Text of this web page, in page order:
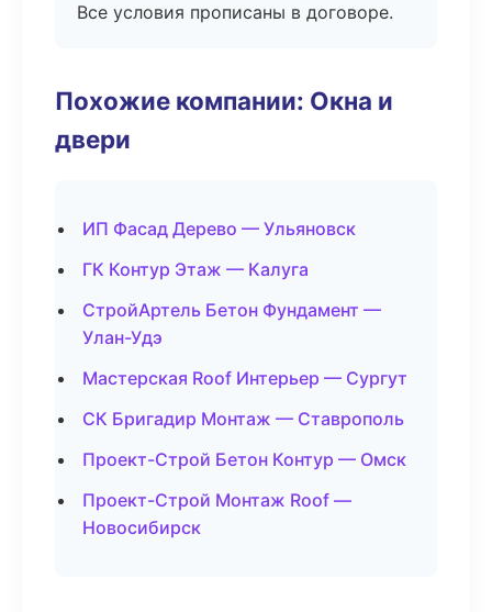
Все условия прописаны в договоре.
Похожие компании: Окна и
двери
ИП Фасад Дерево — Ульяновск
ГК Контур Этаж — Калуга
СтройАртель Бетон Фундамент —
Улан-Удэ
Мастерская Roof Интерьер — Сургут
СК Бригадир Монтаж — Ставрополь
Проект-Строй Бетон Контур — Омск
Проект-Строй Монтаж Roof —
Новосибирск